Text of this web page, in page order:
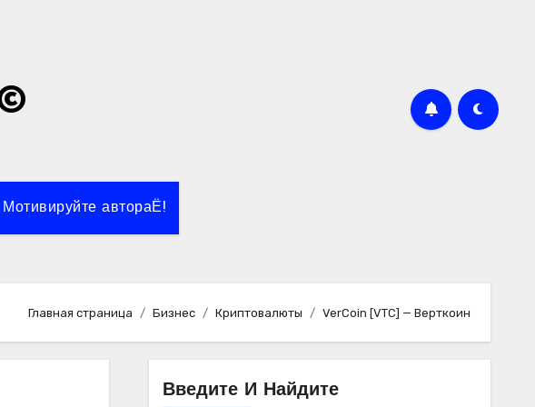
Мотивируйте автораЁ!
Главная страница Бизнес Криптовалюты VerCoin [VTC] — Верткоин
Введите И Найдите